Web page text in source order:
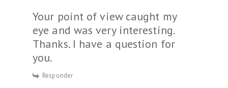
Your point of view caught my
eye and was very interesting.
Thanks. I have a question for
you.
Responder